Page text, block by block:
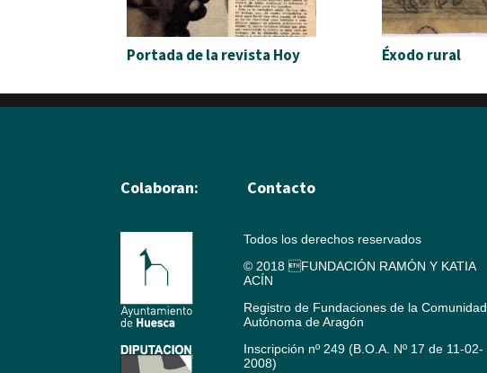
Portada de la revista Hoy Éxodo rural
Colaboran: Contacto
Todos los derechos reservados
© 2018 FUNDACIÓN RAMÓN Y KATIA
ACÍN
Registro de Fundaciones de la Comunidad
Autónoma de Aragón
Inscripción nº 249 (B.O.A. Nº 17 de 11-02-
2008)